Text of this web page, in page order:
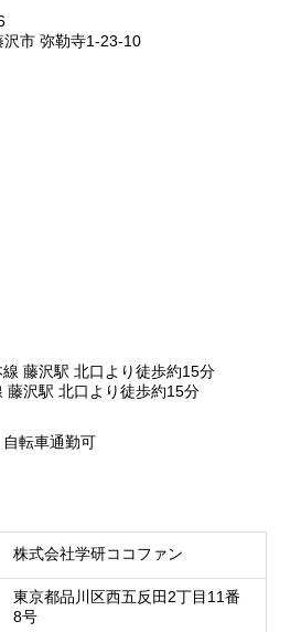
沢市 弥勒寺1-23-10
藤沢駅 北口より徒歩約15分
沢駅 北口より徒歩約15分
転車通勤可
株式会社学研ココファン
東京都品川区西五反田2丁目11番
8号